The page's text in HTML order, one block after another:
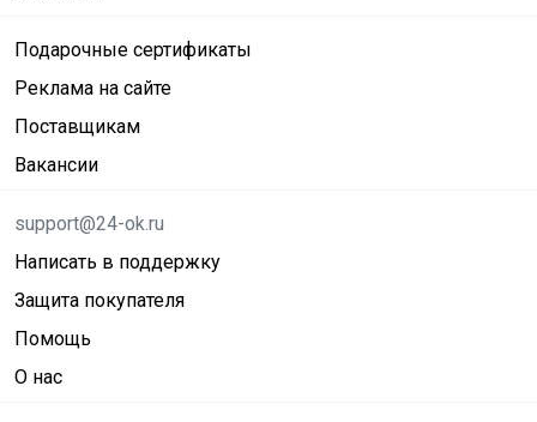
Подарочные сертификаты
Реклама на сайте
Поставщикам
Вакансии
support@24-ok.ru
Написать в поддержку
Защита покупателя
Помощь
О нас